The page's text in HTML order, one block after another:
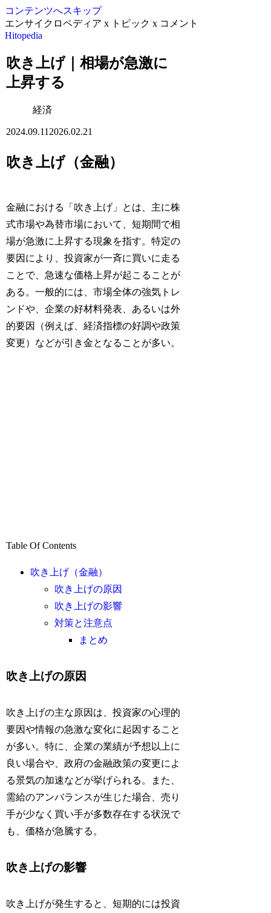
コンテンツへスキップ
エンサイクロペディア x トピック x コメント
Hitopedia
吹き上げ｜相場が急激に
上昇する
経済
2024.09.11 2026.02.21
吹き上げ（金融）
金融における「吹き上げ」とは、主に株
式市場や為替市場において、短期間で相
場が急激に上昇する現象を指す。特定の
要因により、投資家が一斉に買いに走る
ことで、急速な価格上昇が起こることが
ある。一般的には、市場全体の強気トレ
ンドや、企業の好材料発表、あるいは外
的要因（例えば、経済指標の好調や政策
変更）などが引き金となることが多い。
Table Of Contents
吹き上げ（金融）
吹き上げの原因
吹き上げの影響
対策と注意点
まとめ
吹き上げの原因
吹き上げの主な原因は、投資家の心理的
要因や情報の急激な変化に起因すること
が多い。特に、企業の業績が予想以上に
良い場合や、政府の金融政策の変更によ
る景気の加速などが挙げられる。また、
需給のアンバランスが生じた場合、売り
手が少なく買い手が多数存在する状況で
も、価格が急騰する。
吹き上げの影響
吹き上げが発生すると、短期的には投資